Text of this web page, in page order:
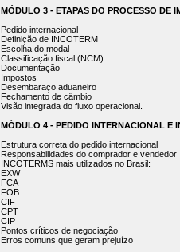
MÓDULO 3 - ETAPAS DO PROCESSO DE
Pedido internacional
Definição de INCOTERM
Escolha do modal
Classificação fiscal (NCM)
Documentação
Impostos
Desembaraço aduaneiro
Fechamento de câmbio
Visão integrada do fluxo operacional.
MÓDULO 4 - PEDIDO INTERNACIONAL E
Estrutura correta do pedido internacional
Responsabilidades do comprador e vendedor
INCOTERMS mais utilizados no Brasil:
EXW
FCA
FOB
CIF
CPT
CIP
Pontos críticos de negociação
Erros comuns que geram prejuízo